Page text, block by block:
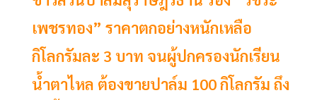
เพชรทอง” ราคาตกอย่างหนักเหลือ
กิโลกรัมละ 3 บาท จนผู้ปกครองนักเรียน
น้ำตาไหล ต้องขายปาล์ม 100 กิโลกรัม ถึง